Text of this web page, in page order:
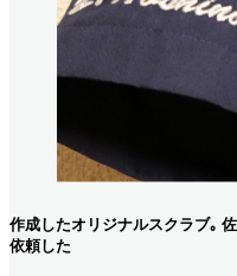
作成したオリジナルスクラブ｡
依頼した